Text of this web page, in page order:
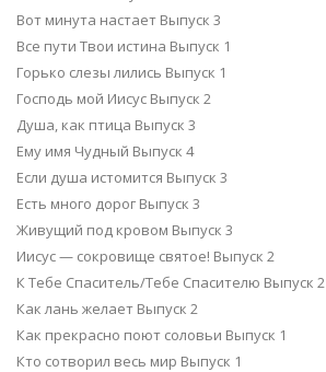
Вот минута настает Выпуск 3
Все пути Твои истина Выпуск 1
Горько слезы лились Выпуск 1
Господь мой Иисус Выпуск 2
Душа, как птица Выпуск 3
Ему имя Чудный Выпуск 4
Если душа истомится Выпуск 3
Есть много дорог Выпуск 3
Живущий под кровом Выпуск 3
Иисус — сокровище святое! Выпуск 2
К Тебе Спаситель/Тебе Спасителю Выпуск 2
Как лань желает Выпуск 2
Как прекрасно поют соловьи Выпуск 1
Кто сотворил весь мир Выпуск 1